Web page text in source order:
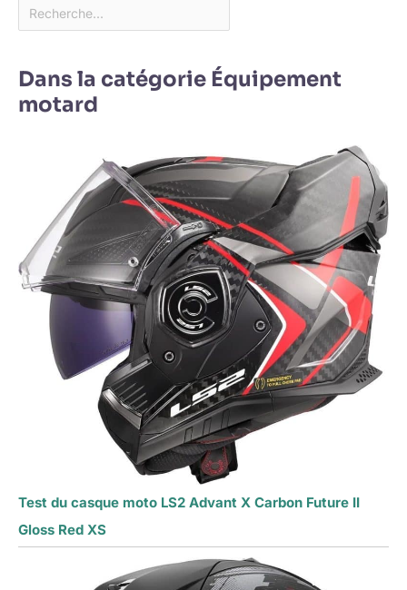
Dans la catégorie Équipement
motard
Test du casque moto LS2 Advant X Carbon Future II
Gloss Red XS